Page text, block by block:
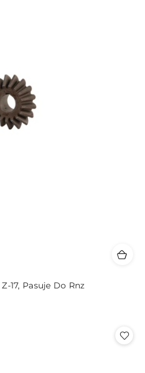
17, Pasuje Do Rnz